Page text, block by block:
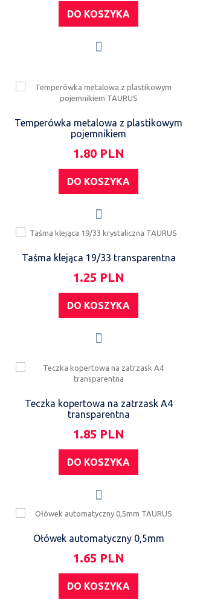
DO KOSZYKA
Temperówka metalowa z plastikowym
pojemnikiem
1.80 PLN
DO KOSZYKA
Taśma klejąca 19/33 transparentna
1.25 PLN
DO KOSZYKA
Teczka kopertowa na zatrzask A4
transparentna
1.85 PLN
DO KOSZYKA
Ołówek automatyczny 0,5mm
1.65 PLN
DO KOSZYKA